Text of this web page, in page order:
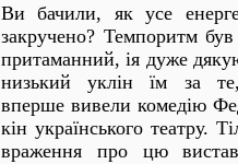
Ви бачили, як усе
закручено? Темпоритм
притаманний, ія дуже
низький уклін їм за
вперше вивели комедію
кін українського театру.
враження про цю